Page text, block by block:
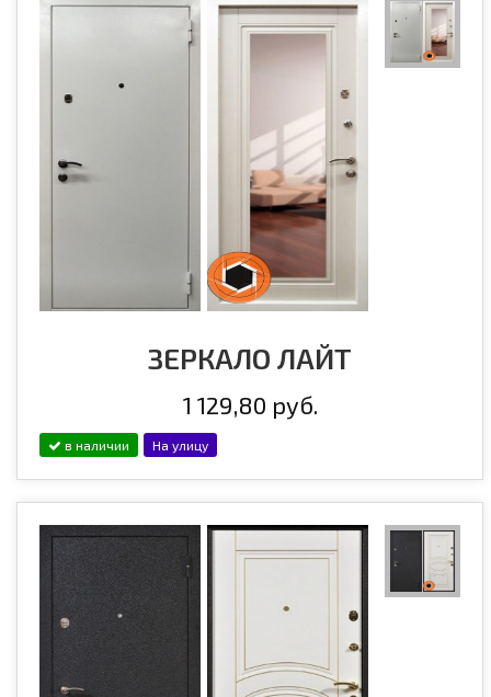
ЗЕРКАЛО ЛАЙТ
1 129,80 руб.
в наличии На улицу